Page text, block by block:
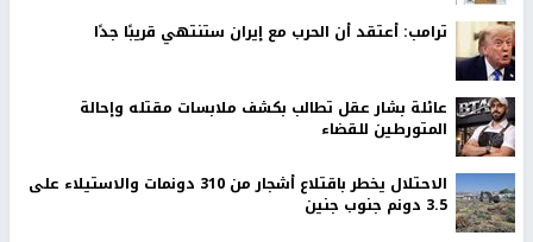
ترامب: أعتقد أن الحرب مع إيران ستنتهي قريبًا جدًا
عائلة بشار عقل تطالب بكشف ملابسات مقتله وإحالة
المتورطين للقضاء
الاحتلال يخطر باقتلاع أشجار من 310 دونمات والاستيلاء على
3.5 دونم جنوب جنين